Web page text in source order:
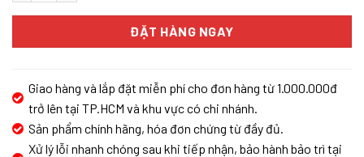
ĐẶT HÀNG NGAY
Giao hàng và lắp đặt miễn phí cho đơn hàng từ 1.000.000đ
trở lên tại TP.HCM và khu vực có chi nhánh.
Sản phẩm chính hãng, hóa đơn chứng từ đầy đủ.
Xử lý lỗi nhanh chóng sau khi tiếp nhận, bảo hành bảo trì tại